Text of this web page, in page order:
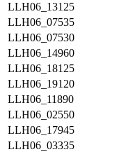
LLH06_13125
LLH06_07535
LLH06_07530
LLH06_14960
LLH06_18125
LLH06_19120
LLH06_11890
LLH06_02550
LLH06_17945
LLH06_03335